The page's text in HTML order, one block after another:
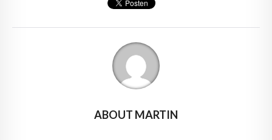
ABOUT MARTIN